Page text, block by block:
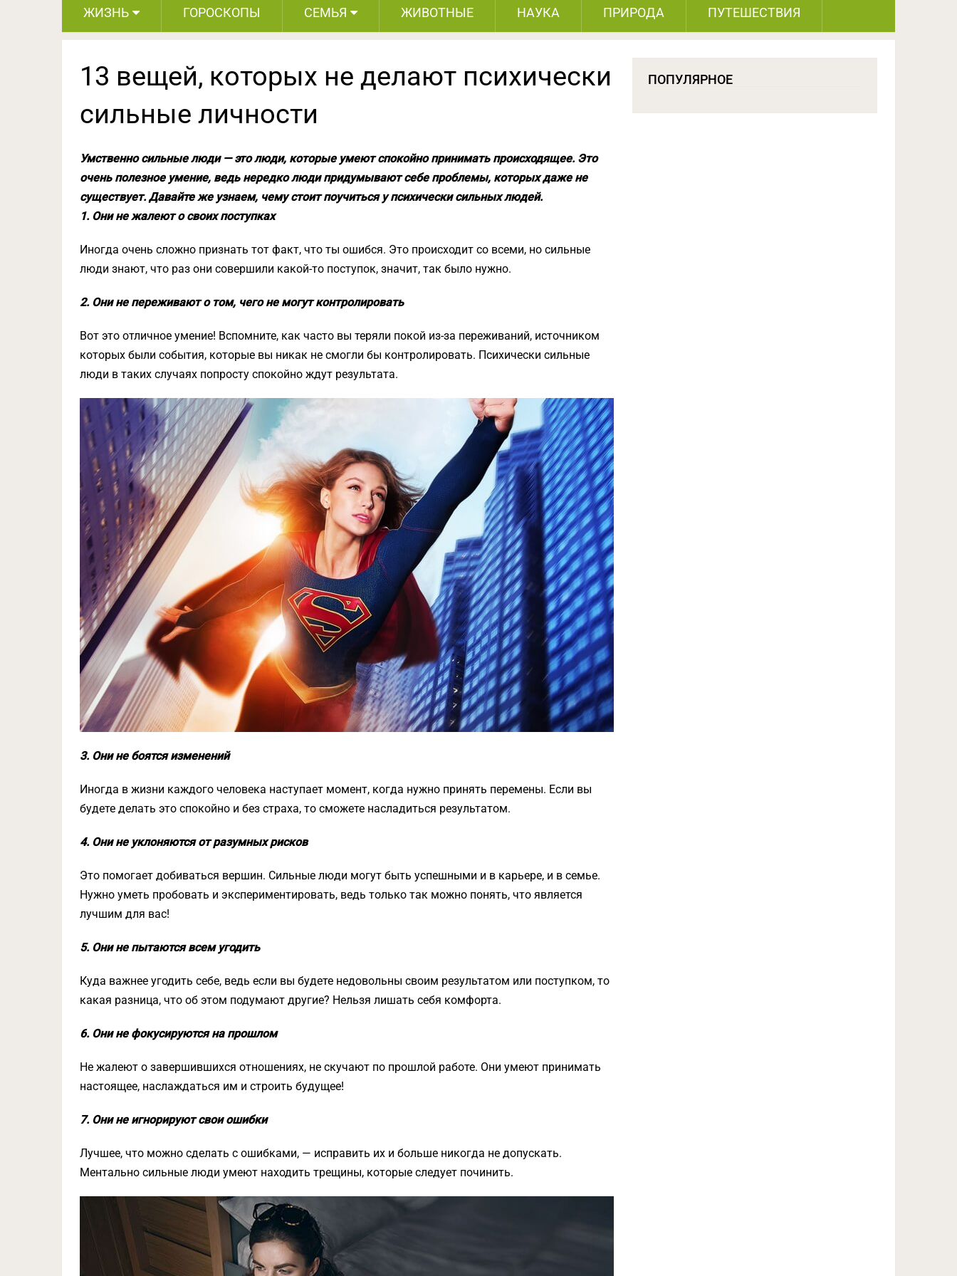
ЖИЗНЬ ГОРОСКОПЫ СЕМЬЯ ЖИВОТНЫЕ НАУКА ПРИРОДА ПУТЕШЕСТВИЯ
13 вещей, которых не делают психически
сильные личности
Умственно сильные люди — это люди, которые умеют спокойно принимать происходящее. Это
очень полезное умение, ведь нередко люди придумывают себе проблемы, которых даже не
существует. Давайте же узнаем, чему стоит поучиться у психически сильных людей.
1. Они не жалеют о своих поступках
Иногда очень сложно признать тот факт, что ты ошибся. Это происходит со всеми, но сильные
люди знают, что раз они совершили какой-то поступок, значит, так было нужно.
2. Они не переживают о том, чего не могут контролировать
Вот это отличное умение! Вспомните, как часто вы теряли покой из-за переживаний, источником
которых были события, которые вы никак не смогли бы контролировать. Психически сильные
люди в таких случаях попросту спокойно ждут результата.
3. Они не боятся изменений
Иногда в жизни каждого человека наступает момент, когда нужно принять перемены. Если вы
будете делать это спокойно и без страха, то сможете насладиться результатом.
4. Они не уклоняются от разумных рисков
Это помогает добиваться вершин. Сильные люди могут быть успешными и в карьере, и в семье.
Нужно уметь пробовать и экспериментировать, ведь только так можно понять, что является
лучшим для вас!
5. Они не пытаются всем угодить
Куда важнее угодить себе, ведь если вы будете недовольны своим результатом или поступком, то
какая разница, что об этом подумают другие? Нельзя лишать себя комфорта.
6. Они не фокусируются на прошлом
Не жалеют о завершившихся отношениях, не скучают по прошлой работе. Они умеют принимать
настоящее, наслаждаться им и строить будущее!
7. Они не игнорируют свои ошибки
Лучшее, что можно сделать с ошибками, — исправить их и больше никогда не допускать.
Ментально сильные люди умеют находить трещины, которые следует починить.
ПОПУЛЯРНОЕ